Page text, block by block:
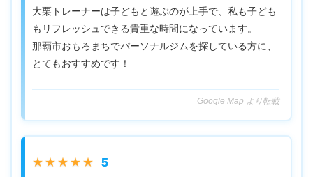
大栗トレーナーは子どもと遊ぶのが上手で、私も子ども
もリフレッシュできる貴重な時間になっています。
那覇市おもろまちでパーソナルジムを探している方に、
とてもおすすめです！
Google Map より転載
★★★★★ 5